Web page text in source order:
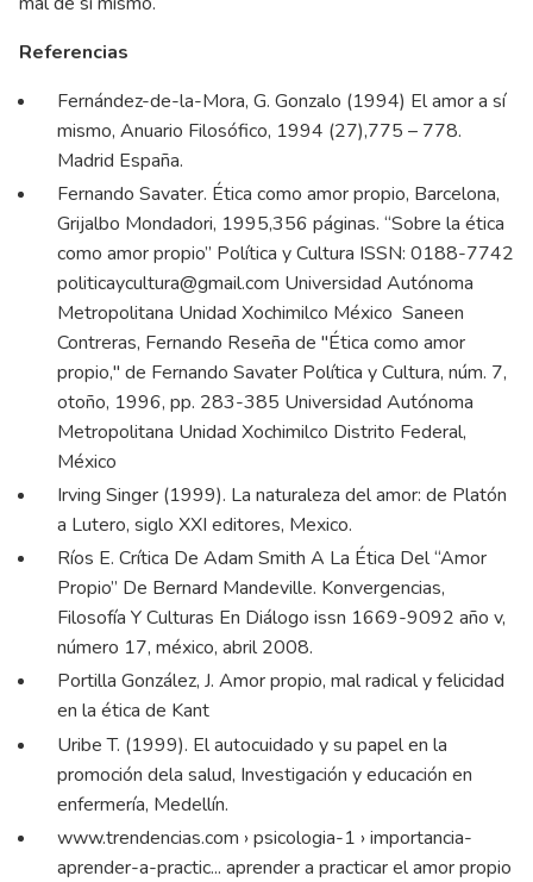
Referencias
Fernández-de-la-Mora, G. Gonzalo (1994) El amor a sí
mismo, Anuario Filosófico, 1994 (27),775 – 778.
Madrid España.
Fernando Savater. Ética como amor propio, Barcelona,
Grijalbo Mondadori, 1995,356 páginas. “Sobre la ética
como amor propio” Política y Cultura ISSN: 0188-7742
politicaycultura@gmail.com Universidad Autónoma
Metropolitana Unidad Xochimilco México Saneen
Contreras, Fernando Reseña de "Ética como amor
propio," de Fernando Savater Política y Cultura, núm. 7,
otoño, 1996, pp. 283-385 Universidad Autónoma
Metropolitana Unidad Xochimilco Distrito Federal,
México
Irving Singer (1999). La naturaleza del amor: de Platón
a Lutero, siglo XXI editores, Mexico.
Ríos E. Crítica De Adam Smith A La Ética Del “Amor
Propio” De Bernard Mandeville. Konvergencias,
Filosofía Y Culturas En Diálogo issn 1669-9092 año v,
número 17, méxico, abril 2008.
Portilla González, J. Amor propio, mal radical y felicidad
en la ética de Kant
Uribe T. (1999). El autocuidado y su papel en la
promoción dela salud, Investigación y educación en
enfermería, Medellín.
www.trendencias.com › psicologia-1 › importancia-
aprender-a-practic... aprender a practicar el amor propio